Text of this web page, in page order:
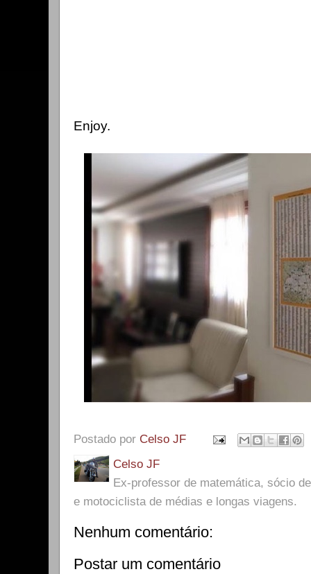
Enjoy.
Postado por Celso JF
Celso JF
Ex-professor de matemática, sócio
e motociclista de médias e longas viagens.
Nenhum comentário:
Postar um comentário